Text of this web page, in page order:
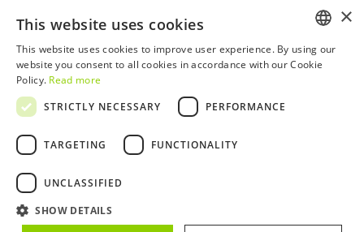
Agenda
Noticias
Restaurantes
Tarjeta WOW
Grupos y eventos
Servicio educativo
Términos y condiciones
Política de privacidad y cookies
Trabaja con nosotros
Libro de reclamaciones
© 2026
WOW
ENGLISH
×
This website uses cookies
This website uses cookies to improve user experience. By using our
website you consent to all cookies in accordance with our Cookie
Policy. Read more
STRICTLY NECESSARY
PERFORMANCE
TARGETING FUNCTIONALITY
UNCLASSIFIED
SHOW DETAILS